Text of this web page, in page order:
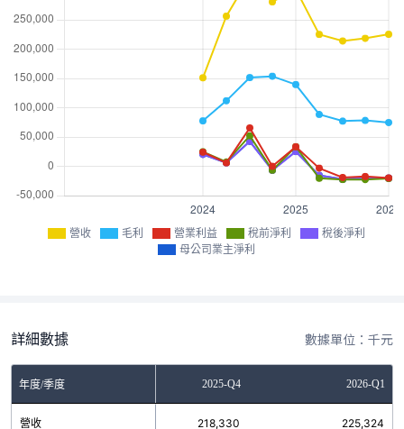
營收 毛利 營業利益 稅前淨利
稅後淨利
母公司業主淨利
詳細數據 數據單位：千元
年度/季度2025-Q3 2025-Q4 2026-Q1
營收 218,330 225,324